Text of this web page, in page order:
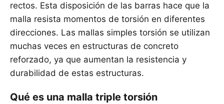
rectos. Esta disposición de las barras hace que la
malla resista momentos de torsión en diferentes
direcciones. Las mallas simples torsión se utilizan
muchas veces en estructuras de concreto
reforzado, ya que aumentan la resistencia y
durabilidad de estas estructuras.
Qué es una malla triple torsión